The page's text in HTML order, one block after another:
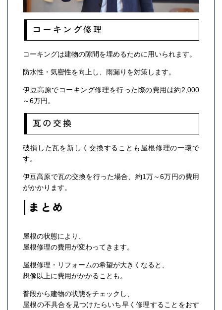
コーキング修理
コーキングは建物の隙間を埋めるために用いられます。
防水性・気密性を向上し、雨漏りを対策します。
伊豆高原でコーキング修理を行った際の費用は約2,000
～6万円。
瓦の交換
破損した瓦を新しく交換することも屋根修理の一環で
す。
伊豆高原で瓦の交換を行った場合、約1万～6万円の費用
がかかります。
まとめ
屋根の状態により、
屋根修理の費用が変わってきます。
屋根修理・リフォームの希望が大きくなると、
想像以上に費用がかかることも。
普段から建物の状態をチェックし、
屋根の不具合を見つけたらいち早く修理することをおす